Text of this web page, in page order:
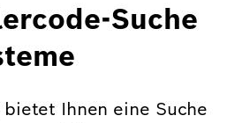
Suche
Ihnen eine Suche